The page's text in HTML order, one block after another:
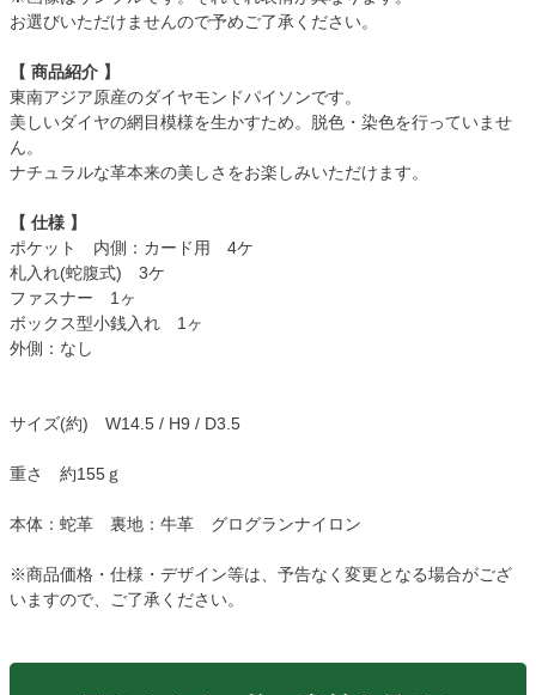
お選びいただけませんので予めご了承ください。
【 商品紹介 】
東南アジア原産のダイヤモンドパイソンです。
美しいダイヤの網目模様を生かすため。脱色・染色を行っていませ
ん。
ナチュラルな革本来の美しさをお楽しみいただけます。
【 仕様 】
ポケット 内側：カード用 4ケ
札入れ(蛇腹式) 3ケ
ファスナー 1ヶ
ボックス型小銭入れ 1ヶ
外側：なし
サイズ(約) W14.5 / H9 / D3.5
重さ 約155ｇ
本体：蛇革 裏地：牛革 グログランナイロン
※商品価格・仕様・デザイン等は、予告なく変更となる場合がござ
いますので、ご了承ください。